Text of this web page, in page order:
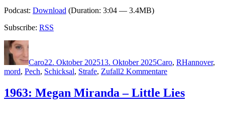
Podcast: Download (Duration: 3:04 — 3.4MB)
Subscribe: RSS
Autor
Caro22. Oktober 202513. Oktober 2025Caro, RHannover,
mord, Pech, Schicksal, Strafe, Zufall2 Kommentarezu
Claudia
Rimkus
1963: Megan Miranda – Little Lies